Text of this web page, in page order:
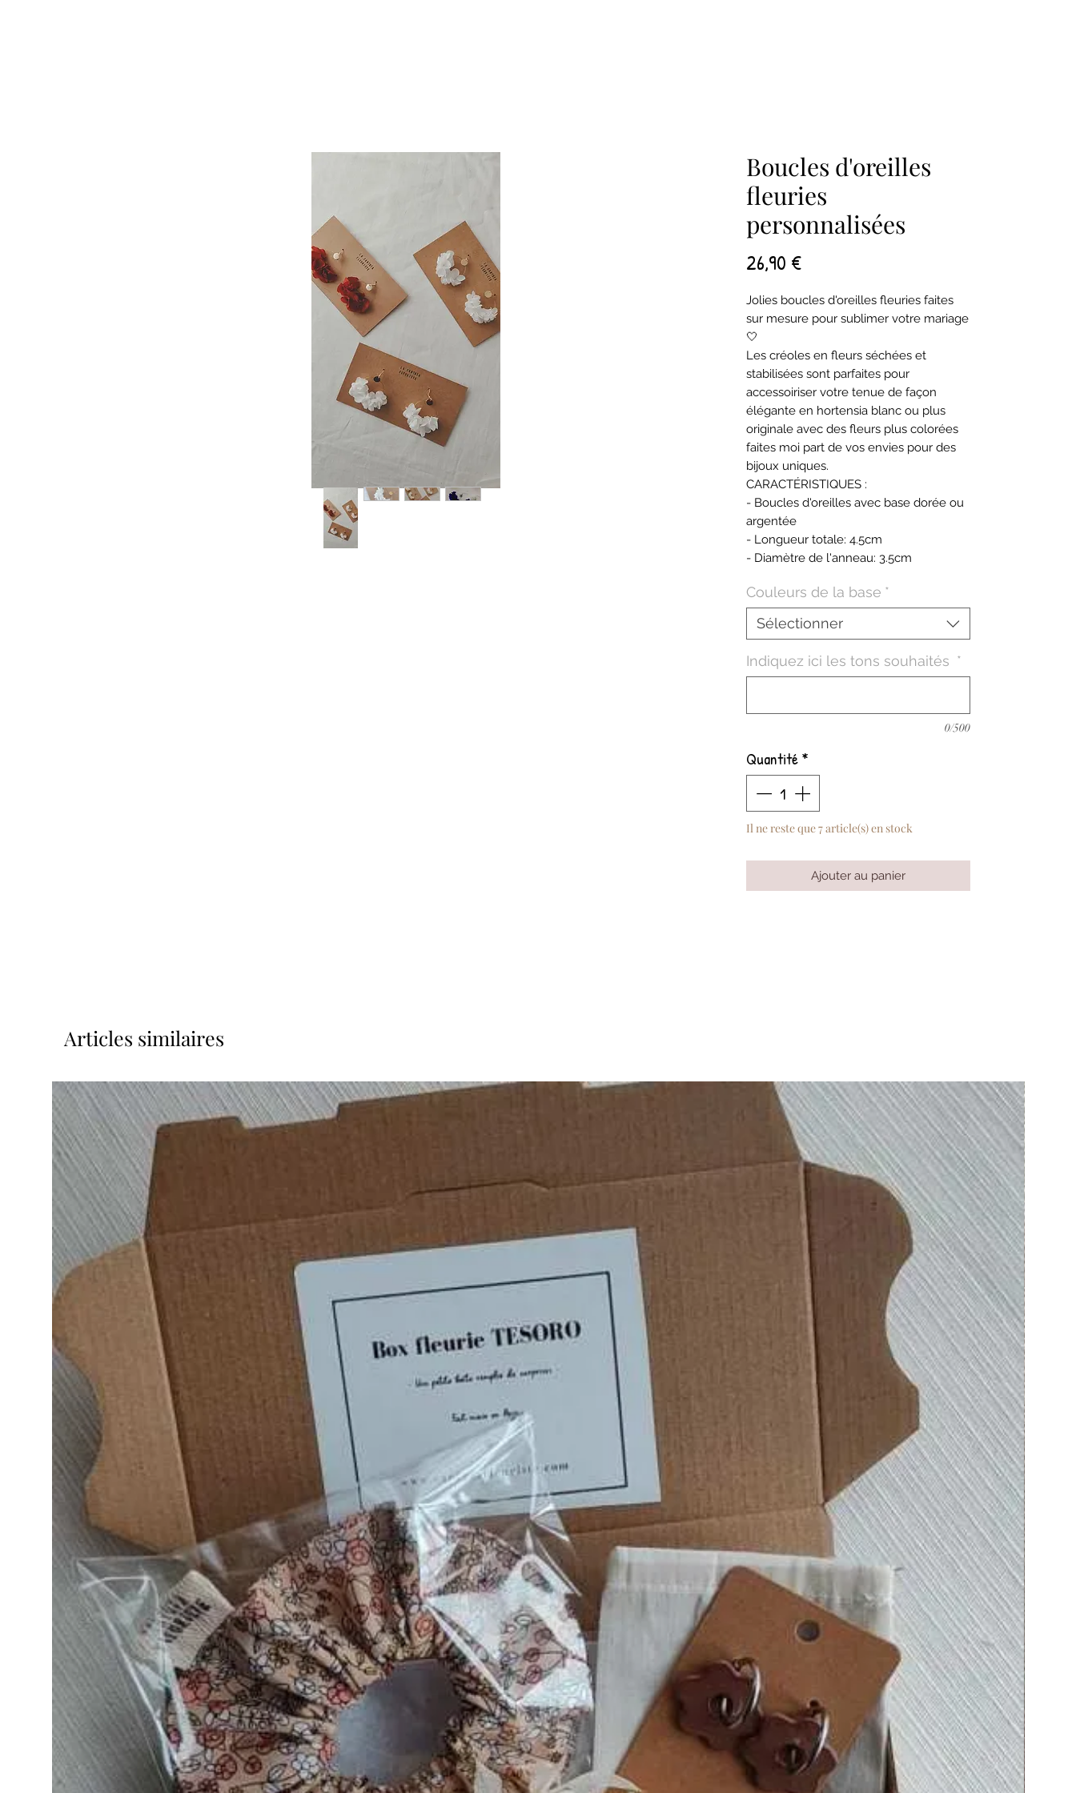
Boucles d'oreilles
fleuries
personnalisées
26,90 €Prix
Jolies boucles d'oreilles fleuries faites
sur mesure pour sublimer votre mariage
🤍
Les créoles en fleurs séchées et
stabilisées sont parfaites pour
accessoiriser votre tenue de façon
élégante en hortensia blanc ou plus
originale avec des fleurs plus colorées
faites moi part de vos envies pour des
bijoux uniques.
CARACTÉRISTIQUES :
- Boucles d'oreilles avec base dorée ou
argentée
- Longueur totale: 4.5cm
- Diamètre de l'anneau: 3.5cm
Couleurs de la base *
Sélectionner
Indiquez ici les tons souhaités *
0/500
Quantité*
Il ne reste que 7 article(s) en stock
Ajouter au panier
Articles similaires